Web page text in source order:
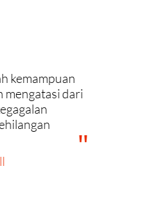
kemampuan
mengatasi dari